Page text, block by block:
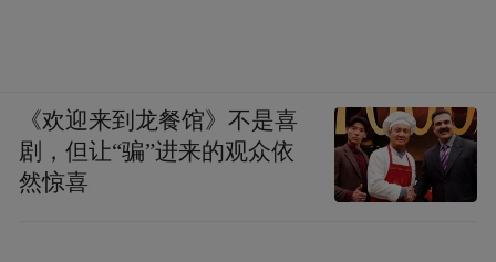
《欢迎来到龙餐馆》不是喜
剧，但让“骗”进来的观众依
然惊喜